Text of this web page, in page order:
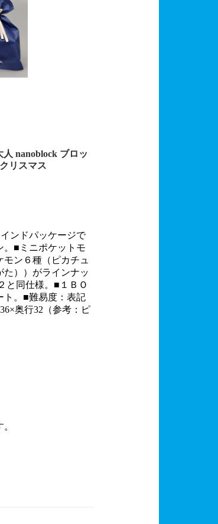
nanoblock ブロッ
リスマス
ンドパッケージで
。■ミニポケットモ
ン６種（ピカチュ
））がラインナッ
と同仕様。■１ＢＯ
ト。■難易度：表記
奥行32（参考：ピ